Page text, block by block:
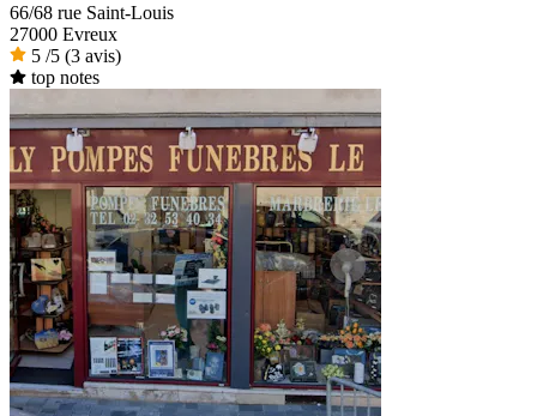
66/68 rue Saint-Louis
27000 Evreux
5 /5 (3 avis)
top notes